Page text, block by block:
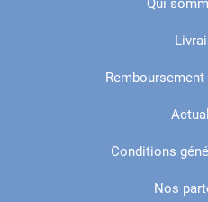
Qui
Conditions
Nos